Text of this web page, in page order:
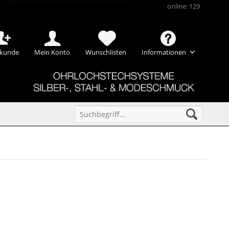
Mein Konto Wunschlisten Informationen
online: 129